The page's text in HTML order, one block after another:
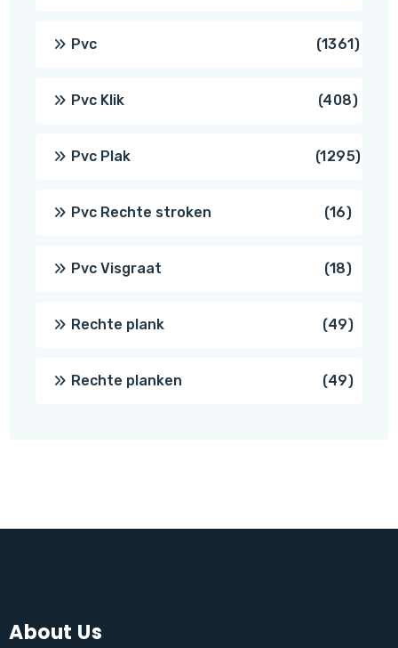
Pvc 13611361
Pvc Klik 408408
Pvc Plak 12951295
Pvc Rechte stroken 1616
Pvc Visgraat 1818
Rechte plank 4949
Rechte planken 4949
About Us